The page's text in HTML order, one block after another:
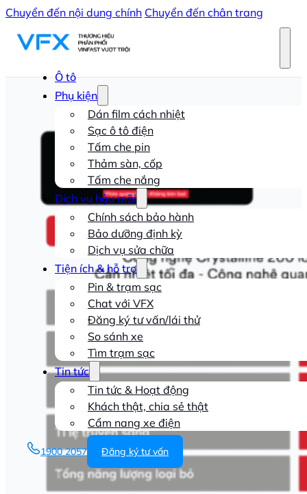
Chuyển đến nội dung chính Chuyển đến chân trang
Ô tô
Phụ kiện
Dán film cách nhiệt
Sạc ô tô điện
Tấm che pin
Thảm sàn, cốp
Tấm che nắng
Dịch vụ hậu mãi
Chính sách bảo hành
Bảo dưỡng định kỳ
Dịch vụ sửa chữa
Tiện ích & hỗ trợ
Pin & trạm sạc
Chat với VFX
Đăng ký tư vấn/lái thử
So sánh xe
Tìm trạm sạc
Tin tức
Tin tức & Hoạt động
Khách thật, chia sẻ thật
Cẩm nang xe điện
1900 2057 Đăng ký tư vấn